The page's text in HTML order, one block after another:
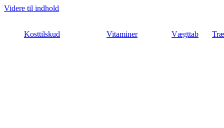
Videre til indhold
Kosttilskud Vitaminer Vægttab